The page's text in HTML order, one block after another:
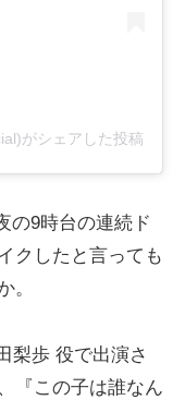
がシェアした投稿
の9時台の連続ド
クしたと言っても
。
梨歩 役で出演さ
『この子は誰なん